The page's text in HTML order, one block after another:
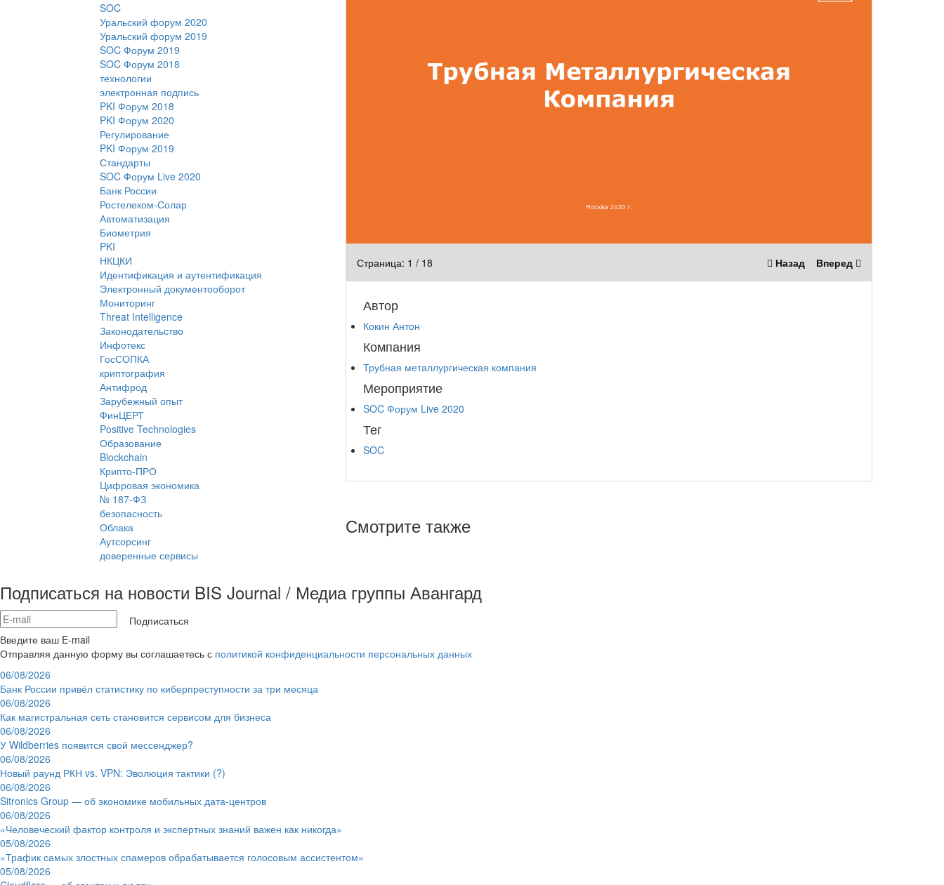
SOC
Уральский форум 2020
Уральский форум 2019
SOC Форум 2019
SOC Форум 2018
технологии
электронная подпись
PKI Форум 2018
PKI Форум 2020
Регулирование
PKI Форум 2019
Стандарты
SOC Форум Live 2020
Банк России
Ростелеком-Солар
Автоматизация
Биометрия
PKI
НКЦКИ
Идентификация и аутентификация
Электронный документооборот
Мониторинг
Threat Intelligence
Законодательство
Инфотекс
ГосСОПКА
криптография
Антифрод
Зарубежный опыт
ФинЦЕРТ
Positive Technologies
Образование
Blockchain
Крипто-ПРО
Цифровая экономика
№ 187-ФЗ
безопасность
Облака
Аутсорсинг
доверенные сервисы
Страница: 1 / 18 Вперед
Назад
Автор
Кокин Антон
Компания
Трубная металлургическая компания
Мероприятие
SOC Форум Live 2020
Тег
SOC
Смотрите также
Подписаться на новости BIS Journal / Медиа группы Авангард
Подписаться
Введите ваш E-mail
Отправляя данную форму вы соглашаетесь с политикой конфиденциальности персональных данных
06/08/2026
Банк России привёл статистику по киберпреступности за три месяца
06/08/2026
Как магистральная сеть становится сервисом для бизнеса
06/08/2026
У Wildberries появится свой мессенджер?
06/08/2026
Новый раунд РКН vs. VPN: Эволюция тактики (?)
06/08/2026
Sitronics Group — об экономике мобильных дата-центров
06/08/2026
«Человеческий фактор контроля и экспертных знаний важен как никогда»
05/08/2026
«Трафик самых злостных спамеров обрабатывается голосовым ассистентом»
05/08/2026